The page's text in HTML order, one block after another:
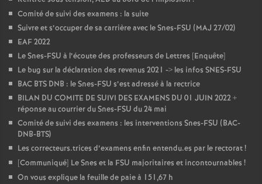
Comité de suivi des examens : la suite
Suivre et s’occuper de sa carrière avec le Snes-FSU (MAJ 27/02)
EAF 2022
Le Snes-FSU à l’écoute des professeurs de Lettres [Enquête]
Le bug sur la déclaration des revenus 2021 -> les infos SNES-FSU
BAC BTS DNB : le Snes-FSU s’est adressé à la rectrice
BILAN DU COMITE DE SUIVI DES EXAMENS DU 01 JUIN 2022 +
réponse au courrier du Snes-FSU du 24 mai
Comité de suivi des examens : les interventions Snes-FSU (BAC-
DNB-BTS)
Les correcteurs.trices d’examens enfin entendu.es par le rectorat!
[Communiqué] Le Snes et la FSU majoritaires et incontournables !
On vous explique la feuille de paie à 151,67 h